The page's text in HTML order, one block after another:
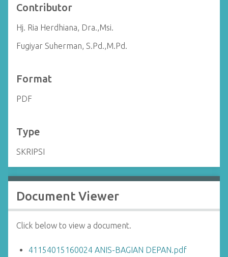
Contributor
Hj. Ria Herdhiana, Dra.,Msi.
Fugiyar Suherman, S.Pd.,M.Pd.
Format
PDF
Type
SKRIPSI
Document Viewer
Click below to view a document.
41154015160024 ANIS-BAGIAN DEPAN.pdf